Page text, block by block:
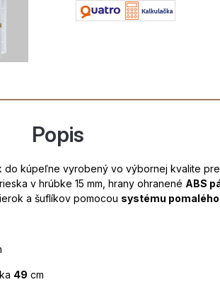
Popis
do kúpeľne vyrobený vo výbornej kvalite
v hrúbke 15 mm, hrany ohranené ABS
a šuflíkov pomocou systému
49 cm